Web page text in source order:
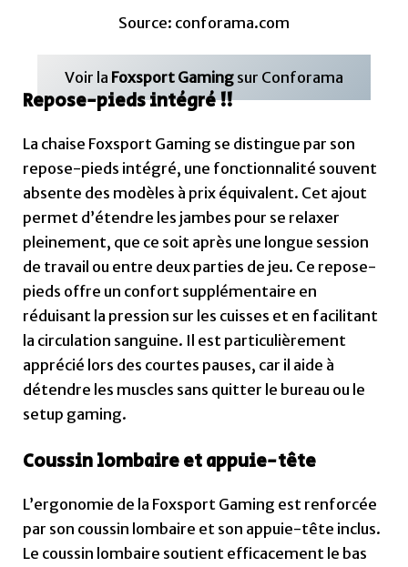
de travail ou entre deux parties de jeu. Ce repose-
réduisant la pression sur les cuisses et en facilitant
la circulation sanguine. Il est particulièrement
détendre les muscles sans quitter le bureau ou le
setup gaming.
Coussin lombaire et appuie-tête
L’ergonomie de la Foxsport Gaming est renforcée
par son coussin lombaire et son appuie-tête inclus.
Le coussin lombaire soutient efficacement le bas
du dos, aidant à maintenir une posture droite et à
prévenir les douleurs dorsales liées aux longues
heures assises. L’appuie-tête, quant à lui, offre un
soutien supplémentaire à la nuque, soulageant
jouent un rôle clé pour assurer un confort optimal
mauvaise posture. Grâce à eux, cette chaise
permet de rester confortable, même après
plusieurs heures passées devant un écran.